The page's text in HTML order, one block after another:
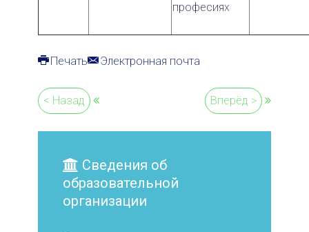
професиях
Печать Электронная почта
< Назад Вперёд >
Сведения об
образовательной
организации